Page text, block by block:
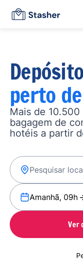
perto
Mais de
bagagem de
hotéis a partir
Amanhã, 09h
Ver